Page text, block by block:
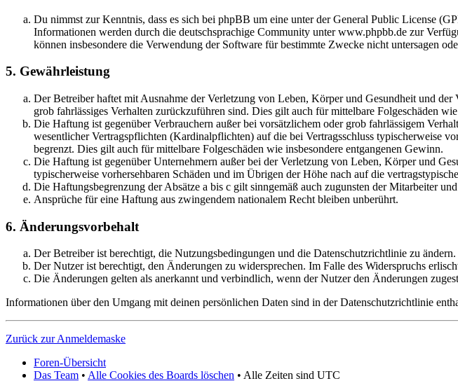
Du nimmst zur Kenntnis, dass es sich bei phpBB um eine unter der General Public License
Informationen werden durch die deutschsprachige Community unter www.phpbb.de zur
können insbesondere die Verwendung der Software für bestimmte Zwecke nicht untersagen
5. Gewährleistung
Der Betreiber haftet mit Ausnahme der Verletzung von Leben, Körper und Gesundheit und
grob fahrlässiges Verhalten zurückzuführen sind. Dies gilt auch für mittelbare Folgeschäden
Die Haftung ist gegenüber Verbrauchern außer bei vorsätzlichem oder grob fahrlässigem
wesentlicher Vertragspflichten (Kardinalpflichten) auf die bei Vertragsschluss typischerweise
begrenzt. Dies gilt auch für mittelbare Folgeschäden wie insbesondere entgangenen Gewinn.
Die Haftung ist gegenüber Unternehmern außer bei der Verletzung von Leben, Körper und
typischerweise vorhersehbaren Schäden und im Übrigen der Höhe nach auf die
Die Haftungsbegrenzung der Absätze a bis c gilt sinngemäß auch zugunsten der Mitarbeiter
Ansprüche für eine Haftung aus zwingendem nationalem Recht bleiben unberührt.
6. Änderungsvorbehalt
Der Betreiber ist berechtigt, die Nutzungsbedingungen und die Datenschutzrichtlinie zu
Der Nutzer ist berechtigt, den Änderungen zu widersprechen. Im Falle des Widerspruchs
Die Änderungen gelten als anerkannt und verbindlich, wenn der Nutzer den Änderungen
Informationen über den Umgang mit deinen persönlichen Daten sind in der Datenschutzrichtlinie
Zurück zur Anmeldemaske
Foren-Übersicht
Das Team • Alle Cookies des Boards löschen • Alle Zeiten sind UTC